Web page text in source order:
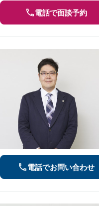
電話で面談予約
電話でお問い合わせ